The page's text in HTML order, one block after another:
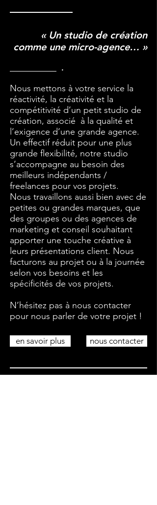
« Un studio de création
comme une micro-agence… »
.
Nous mettons à votre service la
réactivité, la créativité et la
compétitivité d’un petit studio de
création, associé à la qualité et
l’exigence d’une grande agence.
Un effectif réduit pour une plus
grande flexibilité, notre studio
s’accompagne au besoin des
meilleurs indépendants /
freelances pour vos projets.
Nous travaillons aussi bien avec de
petites ou grandes marques, que
des groupes ou des agences de
marketing et conseil souhaitant
apporter une touche créative à
leurs présentations client. Nous
facturons au projet ou à la journée
selon vos besoins et les
spécificités de vos projets.
N’hésitez pas à nous contacter
pour nous parler de votre projet !
en savoir plus nous contacter